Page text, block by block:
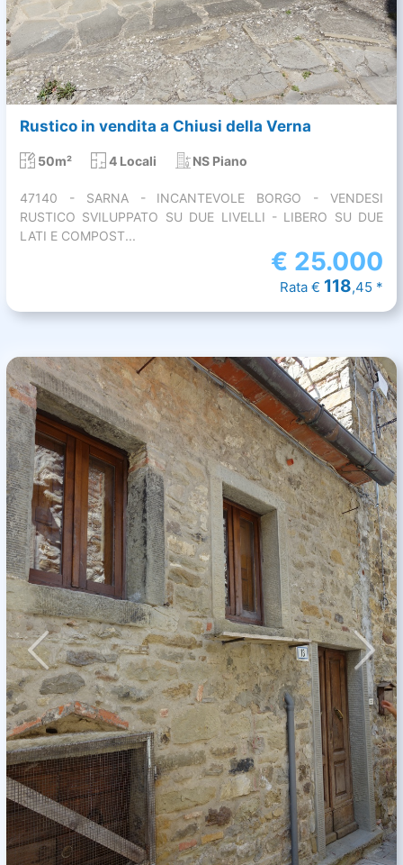
Rustico in vendita a Chiusi della Verna
50m² 4 Locali NS Piano
47140 - SARNA - INCANTEVOLE BORGO - VENDESI
RUSTICO SVILUPPATO SU DUE LIVELLI - LIBERO SU DUE
LATI E COMPOST...
€ 25.000
Rata € 118,45 *